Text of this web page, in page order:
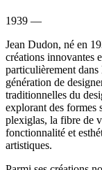
1939 —
Jean Dudon, né en
créations innovantes
particulièrement
génération de
traditionnelles du
explorant des formes
plexiglas, la fibre de
fonctionnalité et
artistiques.